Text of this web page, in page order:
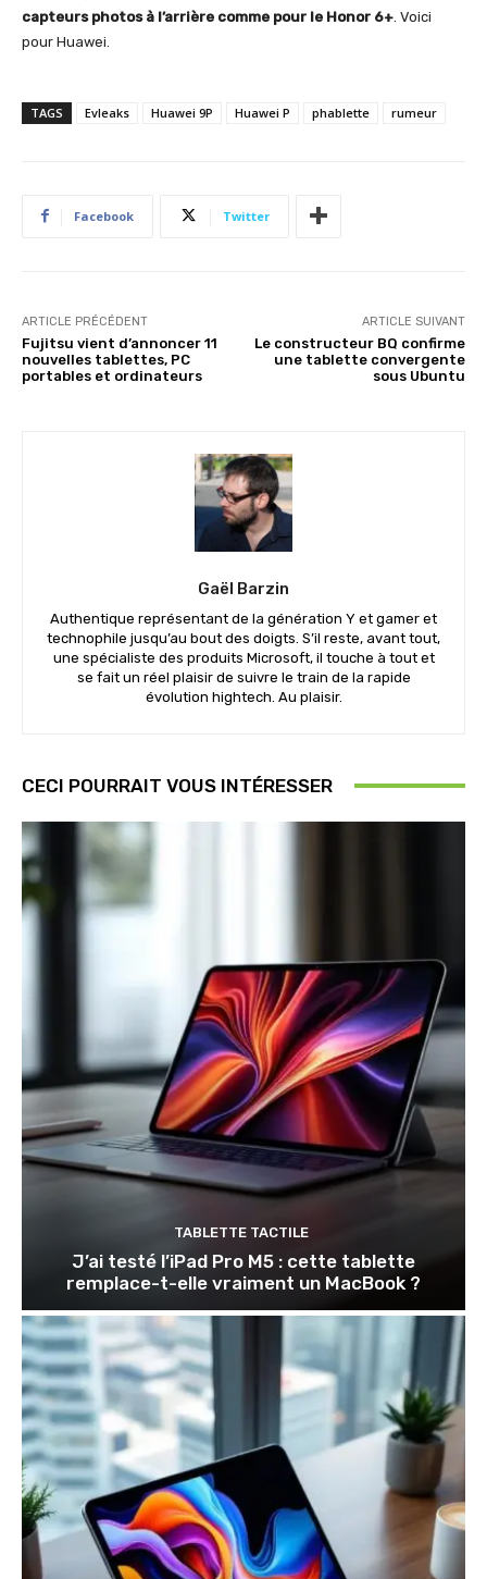
capteurs photos à l’arrière comme pour le Honor 6+ . Voici
pour Huawei.
TAGS Evleaks Huawei 9P Huawei P phablette rumeur
Facebook Twitter
ARTICLE PRÉCÉDENT
Fujitsu vient d’annoncer 11
nouvelles tablettes, PC
portables et ordinateurs
ARTICLE SUIVANT
Le constructeur BQ confirme
une tablette convergente
sous Ubuntu
Gaël Barzin
Authentique représentant de la génération Y et gamer et
technophile jusqu’au bout des doigts. S’il reste, avant tout,
une spécialiste des produits Microsoft, il touche à tout et
se fait un réel plaisir de suivre le train de la rapide
évolution hightech. Au plaisir.
CECI POURRAIT VOUS INTÉRESSER
TABLETTE TACTILE
J’ai testé l’iPad Pro M5 : cette tablette
remplace-t-elle vraiment un MacBook ?